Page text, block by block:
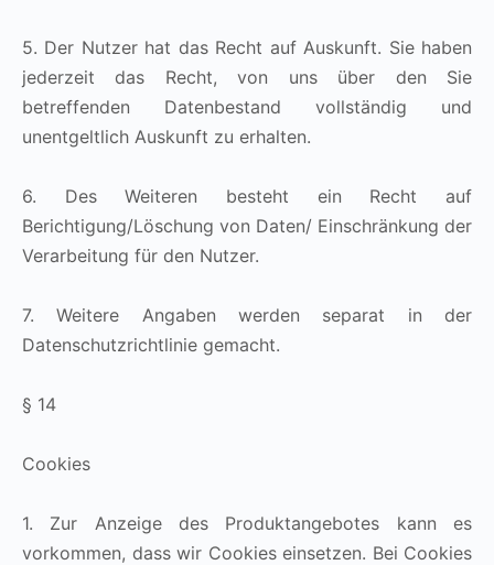
5. Der Nutzer hat das Recht auf Auskunft. Sie haben
jederzeit das Recht, von uns über den Sie
betreffenden Datenbestand vollständig und
unentgeltlich Auskunft zu erhalten.
6. Des Weiteren besteht ein Recht auf
Berichtigung/Löschung von Daten/ Einschränkung der
Verarbeitung für den Nutzer.
7. Weitere Angaben werden separat in der
Datenschutzrichtlinie gemacht.
§ 14
Cookies
1. Zur Anzeige des Produktangebotes kann es
vorkommen, dass wir Cookies einsetzen. Bei Cookies